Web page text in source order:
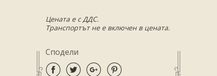
Цената е с ДДС.
Транспортът не е включен в цената.
Сподели